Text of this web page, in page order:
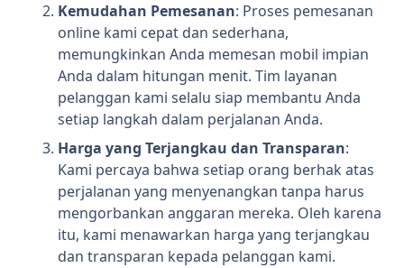
Kemudahan Pemesanan: Proses pemesanan
online kami cepat dan sederhana,
memungkinkan Anda memesan mobil impian
Anda dalam hitungan menit. Tim layanan
pelanggan kami selalu siap membantu Anda
setiap langkah dalam perjalanan Anda.
Harga yang Terjangkau dan Transparan:
Kami percaya bahwa setiap orang berhak atas
perjalanan yang menyenangkan tanpa harus
mengorbankan anggaran mereka. Oleh karena
itu, kami menawarkan harga yang terjangkau
dan transparan kepada pelanggan kami.